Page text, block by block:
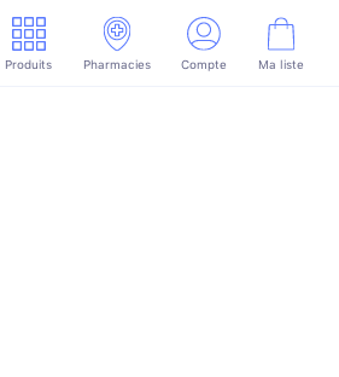
Produits Pharmacies Compte Ma liste